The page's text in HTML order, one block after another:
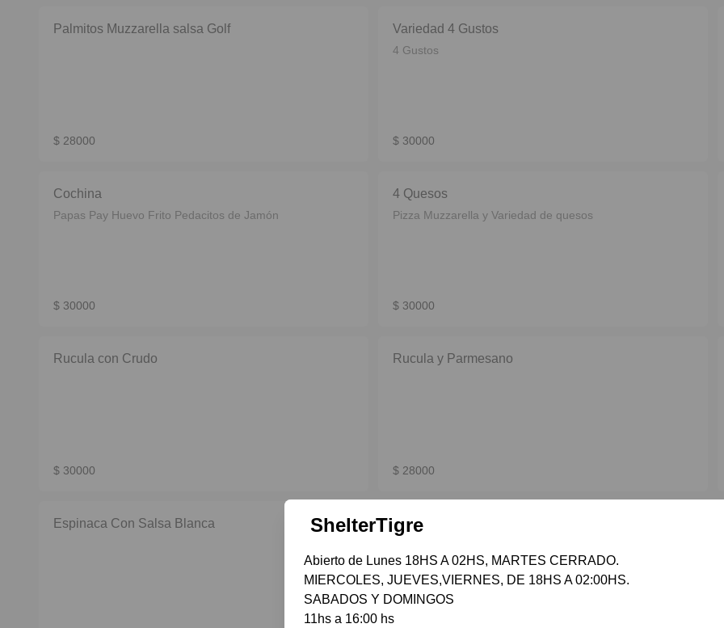
Palmitos Muzzarella salsa Golf
$ 28000
Variedad 4 Gustos
4 Gustos
$ 30000
Cochina
Papas Pay Huevo Frito Pedacitos de Jamón
$ 30000
4 Quesos
Pizza Muzzarella y Variedad de quesos
$ 30000
Rucula con Crudo
$ 30000
Rucula y Parmesano
$ 28000
Espinaca Con Salsa Blanca Grande 1/2 y 1/2
ShelterTigre
Abierto de Lunes 18HS A 02HS, MARTES CERRADO.
MIERCOLES, JUEVES,VIERNES, DE 18HS A 02:00HS.
SABADOS Y DOMINGOS
11hs a 16:00 hs